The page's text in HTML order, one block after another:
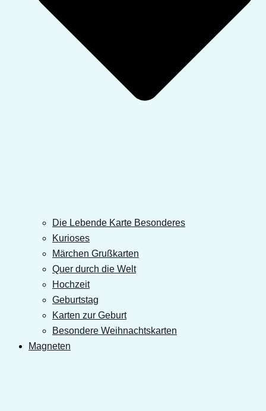
Die Lebende Karte Besonderes
Kurioses
Märchen Grußkarten
Quer durch die Welt
Hochzeit
Geburtstag
Karten zur Geburt
Besondere Weihnachtskarten
Magneten